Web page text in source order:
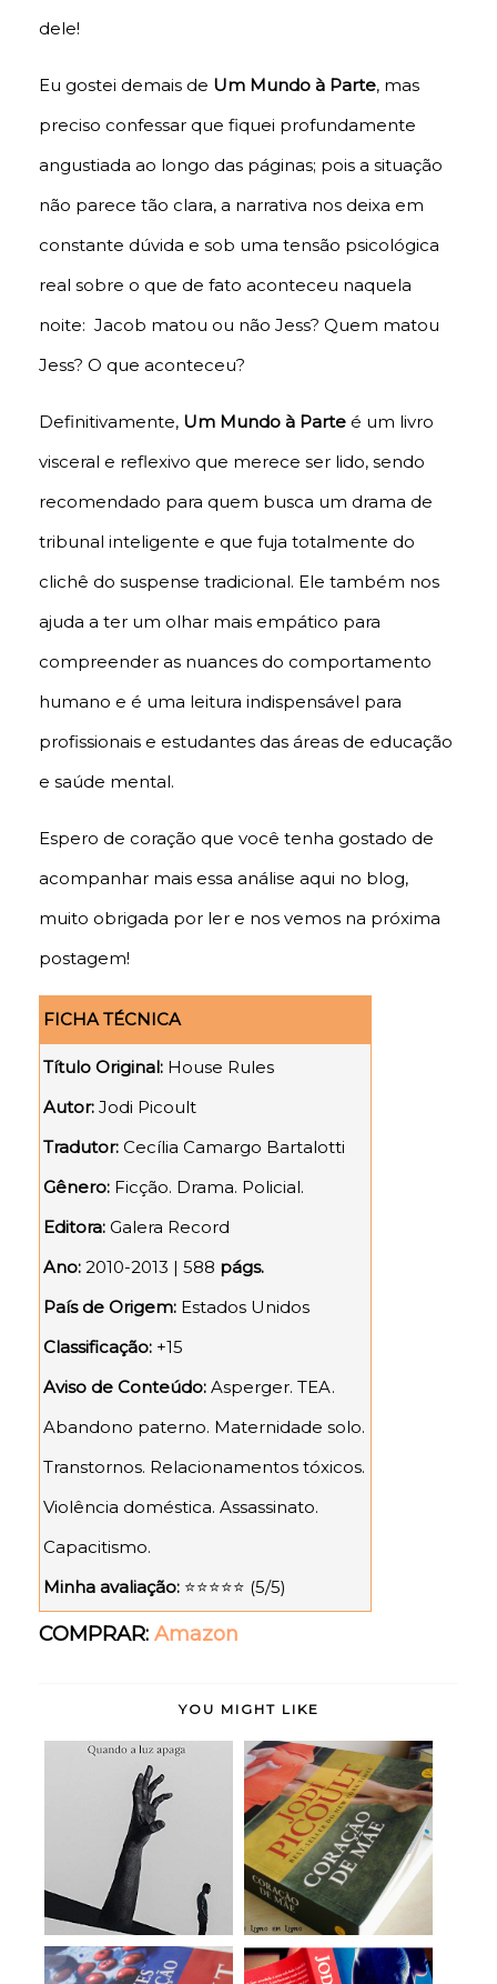
dele!
Eu gostei demais de Um Mundo à Parte, mas
preciso confessar que fiquei profundamente
angustiada ao longo das páginas; pois a situação
não parece tão clara, a narrativa nos deixa em
constante dúvida e sob uma tensão psicológica
real sobre o que de fato aconteceu naquela
noite: Jacob matou ou não Jess? Quem matou
Jess? O que aconteceu?
Definitivamente, Um Mundo à Parte é um livro
visceral e reflexivo que merece ser lido, sendo
recomendado para quem busca um drama de
tribunal inteligente e que fuja totalmente do
clichê do suspense tradicional. Ele também nos
ajuda a ter um olhar mais empático para
compreender as nuances do comportamento
humano e é uma leitura indispensável para
profissionais e estudantes das áreas de educação
e saúde mental.
Espero de coração que você tenha gostado de
acompanhar mais essa análise aqui no blog,
muito obrigada por ler e nos vemos na próxima
postagem!
FICHA TÉCNICA
Título Original: House Rules
Autor: Jodi Picoult
Tradutor: Cecília Camargo Bartalotti
Gênero: Ficção. Drama. Policial.
Editora: Galera Record
Ano: 2010-2013 | 588 págs.
País de Origem: Estados Unidos
Classificação: +15
Aviso de Conteúdo: Asperger. TEA.
Abandono paterno. Maternidade solo.
Transtornos. Relacionamentos tóxicos.
Violência doméstica. Assassinato.
Capacitismo.
Minha avaliação: ⭐⭐⭐⭐⭐ (5/5)
COMPRAR: Amazon
YOU MIGHT LIKE
Quando a Luz Apaga -
Gustavo Ávila ...
Coração de Mãe - Jodi
Picoult (rese...